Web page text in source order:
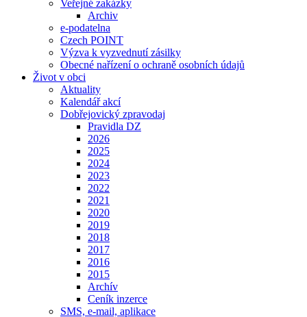
Veřejné zakázky
Archiv
e-podatelna
Czech POINT
Výzva k vyzvednutí zásilky
Obecné nařízení o ochraně osobních údajů
Život v obci
Aktuality
Kalendář akcí
Dobřejovický zpravodaj
Pravidla DZ
2026
2025
2024
2023
2022
2021
2020
2019
2018
2017
2016
2015
Archív
Ceník inzerce
SMS, e-mail, aplikace